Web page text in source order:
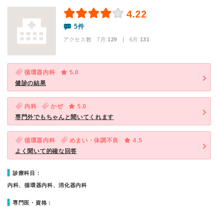
4.22
5件
アクセス数 7月:129 | 6月:131
循環器内科
5.0
健診の結果
内科 かぜ
5.0
専門外でもちゃんと聞いてくれます
循環器内科 めまい・体調不良
4.5
よく聞いて的確な回答
診療科目：
内科、循環器内科、消化器内科
専門医・資格：